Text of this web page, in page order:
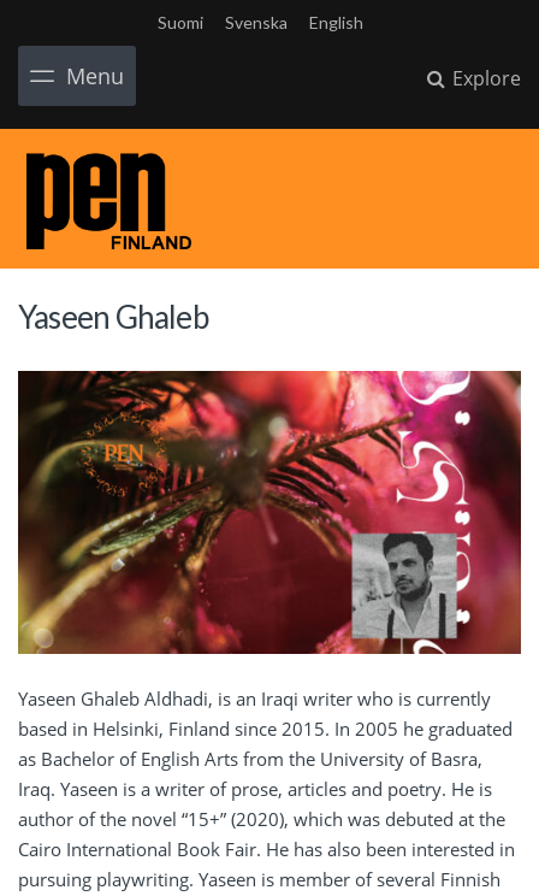
Suomi Svenska English
Menu Explore
Yaseen Ghaleb
Yaseen Ghaleb Aldhadi, is an Iraqi writer who is currently
based in Helsinki, Finland since 2015. In 2005 he graduated
as Bachelor of English Arts from the University of Basra,
Iraq. Yaseen is a writer of prose, articles and poetry. He is
author of the novel “15+” (2020), which was debuted at the
Cairo International Book Fair. He has also been interested in
pursuing playwriting. Yaseen is member of several Finnish